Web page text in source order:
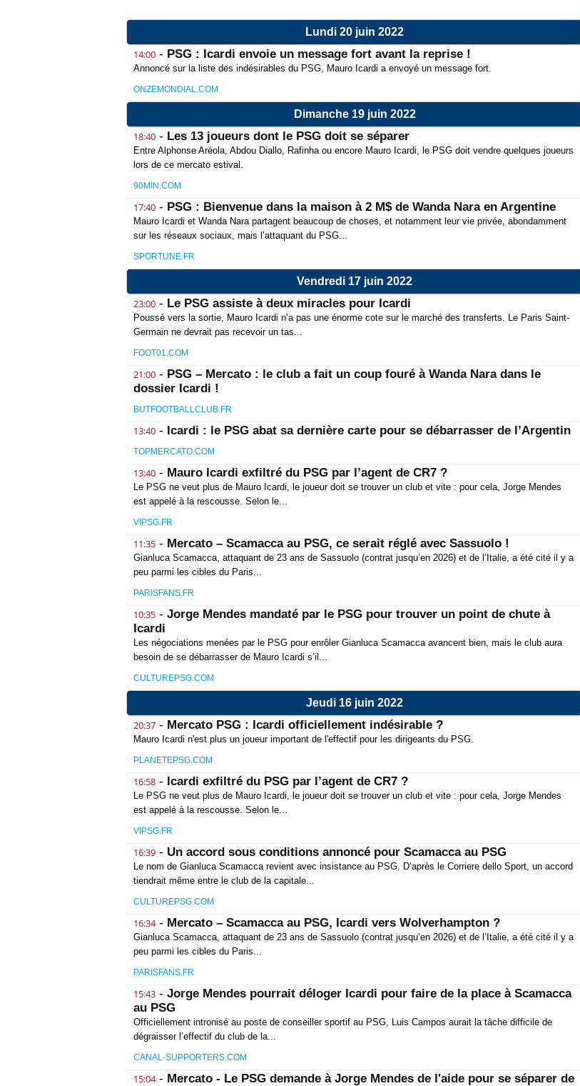
Lundi 20 juin 2022
14:00 - PSG : Icardi envoie un message fort avant la reprise !
Annoncé sur la liste des indésirables du PSG, Mauro Icardi a envoyé un message fort.
ONZEMONDIAL.COM
Dimanche 19 juin 2022
18:40 - Les 13 joueurs dont le PSG doit se séparer
Entre Alphonse Aréola, Abdou Diallo, Rafinha ou encore Mauro Icardi, le PSG doit vendre quelques joueurs
lors de ce mercato estival.
90MIN.COM
17:40 - PSG : Bienvenue dans la maison à 2 M$ de Wanda Nara en Argentine
Mauro Icardi et Wanda Nara partagent beaucoup de choses, et notamment leur vie privée, abondamment
sur les réseaux sociaux, mais l’attaquant du PSG...
SPORTUNE.FR
Vendredi 17 juin 2022
23:00 - Le PSG assiste à deux miracles pour Icardi
Poussé vers la sortie, Mauro Icardi n’a pas une énorme cote sur le marché des transferts. Le Paris Saint-
Germain ne devrait pas recevoir un tas...
FOOT01.COM
21:00 - PSG – Mercato : le club a fait un coup fouré à Wanda Nara dans le
dossier Icardi !
BUTFOOTBALLCLUB.FR
13:40 - Icardi : le PSG abat sa dernière carte pour se débarrasser de l’Argentin
TOPMERCATO.COM
13:40 - Mauro Icardi exfiltré du PSG par l’agent de CR7 ?
Le PSG ne veut plus de Mauro Icardi, le joueur doit se trouver un club et vite : pour cela, Jorge Mendes
est appelé à la rescousse. Selon le...
VIPSG.FR
11:35 - Mercato – Scamacca au PSG, ce serait réglé avec Sassuolo !
Gianluca Scamacca, attaquant de 23 ans de Sassuolo (contrat jusqu’en 2026) et de l’Italie, a été cité il y a
peu parmi les cibles du Paris...
PARISFANS.FR
10:35 - Jorge Mendes mandaté par le PSG pour trouver un point de chute à
Icardi
Les négociations menées par le PSG pour enrôler Gianluca Scamacca avancent bien, mais le club aura
besoin de se débarrasser de Mauro Icardi s’il...
CULTUREPSG.COM
Jeudi 16 juin 2022
20:37 - Mercato PSG : Icardi officiellement indésirable ?
Mauro Icardi n'est plus un joueur important de l'effectif pour les dirigeants du PSG.
PLANETEPSG.COM
16:58 - Icardi exfiltré du PSG par l’agent de CR7 ?
Le PSG ne veut plus de Mauro Icardi, le joueur doit se trouver un club et vite : pour cela, Jorge Mendes
est appelé à la rescousse. Selon le...
VIPSG.FR
16:39 - Un accord sous conditions annoncé pour Scamacca au PSG
Le nom de Gianluca Scamacca revient avec insistance au PSG. D’après le Corriere dello Sport, un accord
tiendrait même entre le club de la capitale...
CULTUREPSG.COM
16:34- Mercato – Scamacca au PSG, Icardi vers Wolverhampton ?
Gianluca Scamacca, attaquant de 23 ans de Sassuolo (contrat jusqu’en 2026) et de l’Italie, a été cité il y a
peu parmi les cibles du Paris...
PARISFANS.FR
15:43 - Jorge Mendes pourrait déloger Icardi pour faire de la place à Scamacca
au PSG
Officiellement intronisé au poste de conseiller sportif au PSG, Luis Campos aurait la tâche difficile de
dégraisser l’effectif du club de la...
CANAL-SUPPORTERS.COM
15:04- Mercato - Le PSG demande à Jorge Mendes de l'aide pour se séparer de